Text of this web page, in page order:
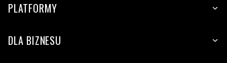
PLATFORMY
DLA BIZNESU